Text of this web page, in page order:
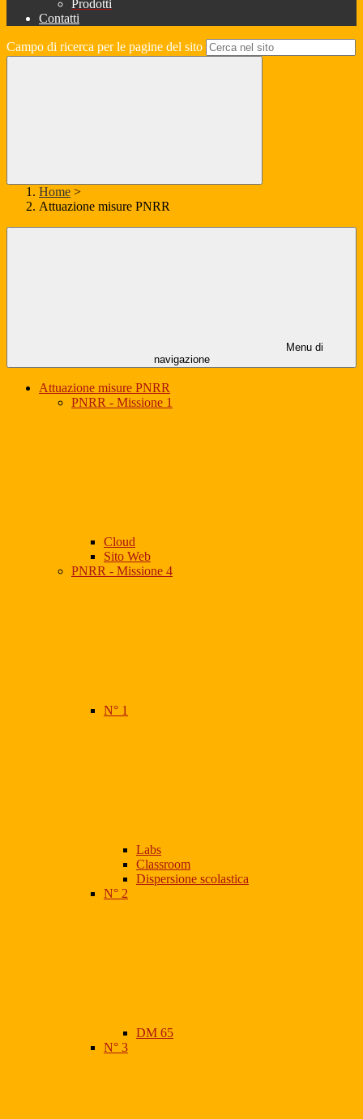
Prodotti
Contatti
Campo di ricerca per le pagine del sito
Home >
Attuazione misure PNRR
Menu di
navigazione
Attuazione misure PNRR
PNRR - Missione 1
Cloud
Sito Web
PNRR - Missione 4
N° 1
Labs
Classroom
Dispersione scolastica
N° 2
DM 65
N° 3